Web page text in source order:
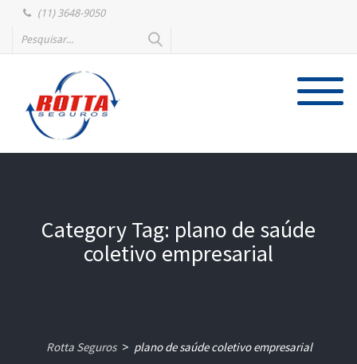
(11) 3648-9050
Category Tag: plano de saúde
coletivo empresarial
Rotta Seguros > plano de saúde coletivo empresarial